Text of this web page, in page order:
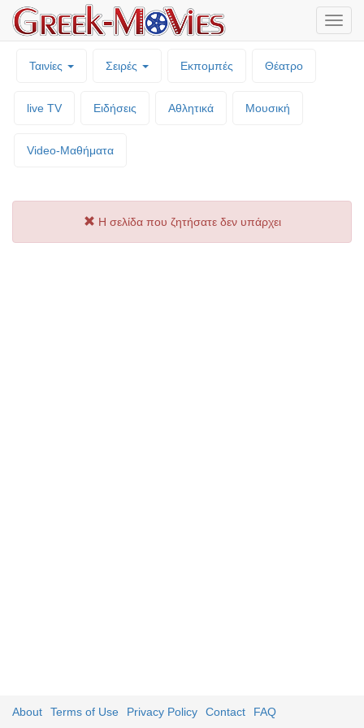
Ταινίες Σειρές Εκπομπές Θέατρο
live TV Ειδήσεις Αθλητικά Μουσική
Video-Mαθήματα
Η σελίδα που ζητήσατε δεν υπάρχει
About Terms of Use Privacy Policy Contact FAQ